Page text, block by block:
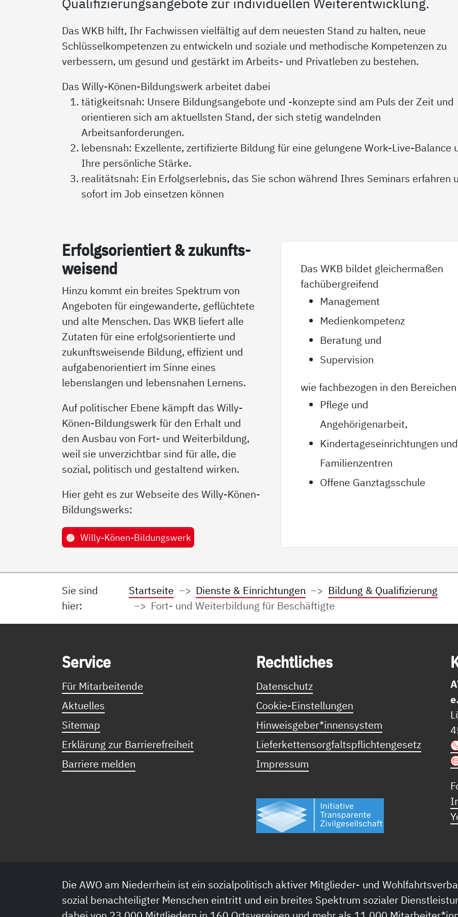
Qualifizierungsangebote zur individuellen Weiterentwicklung.
Das WKB hilft, Ihr Fachwissen vielfältig auf dem neuesten Stand zu halten, neue
Schlüsselkompetenzen zu entwickeln und soziale und methodische Kompetenzen zu
verbessern, um gesund und gestärkt im Arbeits- und Privatleben zu bestehen.
Das Willy-Könen-Bildungswerk arbeitet dabei
tätigkeitsnah: Unsere Bildungsangebote und -konzepte sind am Puls der Zeit und
orientieren sich am aktuellsten Stand, der sich stetig wandelnden
Arbeitsanforderungen.
lebensnah: Exzellente, zertifizierte Bildung für eine gelungene Work-Live-Balance
Ihre persönliche Stärke.
realitätsnah: Ein Erfolgserlebnis, das Sie schon während Ihres Seminars erfahren
sofort im Job einsetzen können
Er­folgs­o­ri­en­tiert & zu­kunfts­
wei­send
Hinzu kommt ein breites Spektrum von
Angeboten für eingewanderte, geflüchtete
und alte Menschen. Das WKB liefert alle
Zutaten für eine erfolgsorientierte und
zukunftsweisende Bildung, effizient und
aufgabenorientiert im Sinne eines
lebenslangen und lebensnahen Lernens.
Auf politischer Ebene kämpft das Willy-
Könen-Bildungswerk für den Erhalt und
den Ausbau von Fort- und Weiterbildung,
weil sie unverzichtbar sind für alle, die
sozial, politisch und gestaltend wirken.
Hier geht es zur Webseite des Willy-Könen-
Bildungswerks:
Willy-Könen-Bildungswerk
Das WKB bildet gleichermaßen
fachübergreifend
Management
Medienkompetenz
Beratung und
Supervision
wie fachbezogen in den Bereichen
Pflege und
Angehörigenarbeit,
Kindertageseinrichtungen und
Familienzentren
Offene Ganztagsschule
Sie sind
hier:
Startseite Dienste & Einrichtungen
Bildung & Qualifizierung
Fort- und Weiterbildung für Beschäftigte
Ser­vice
Für Mitarbeitende
Aktuelles
Sitemap
Erklärung zur Barrierefreiheit
Barriere melden
Recht­li­ches
Datenschutz
Cookie-Einstellungen
Hinweisgeber*innensystem
Lieferkettensorgfaltspflichtengesetz
Impressum
Die AWO am Niederrhein ist ein sozialpolitisch aktiver Mitglieder- und
sozial benachteiligter Menschen eintritt und ein breites Spektrum sozialer